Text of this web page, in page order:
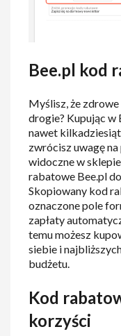
Bee.pl kod
Myślisz, że
drogie? Kupując w
nawet
zwrócisz uwagę
widoczne w
rabatowe Bee.pl
Skopiowany kod
oznaczone pole
zapłaty
temu możesz
siebie i
budżetu.
Kod
korzyści